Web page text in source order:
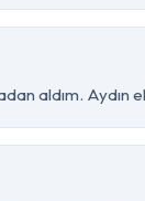
aldım.